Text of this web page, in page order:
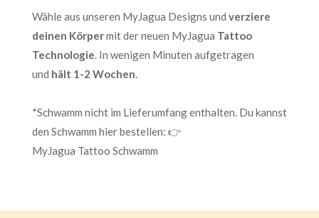
Wähle aus unseren MyJagua Designs und verziere
deinen Körpermit der neuen MyJagua Tattoo
Technologie. In wenigen Minuten aufgetragen
und hält 1-2 Wochen.
*Schwamm nicht im Lieferumfang enthalten. Du kannst
den Schwamm hier bestellen: 👉
MyJagua Tattoo Schwamm